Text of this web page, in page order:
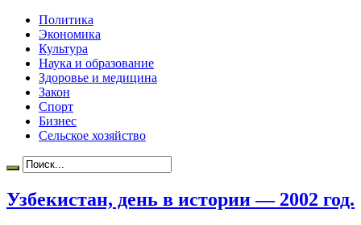
Политика
Экономика
Культура
Наука и образование
Здоровье и медицина
Закон
Спорт
Бизнес
Сельское хозяйство
Узбекистан, день в истории — 2002 год.